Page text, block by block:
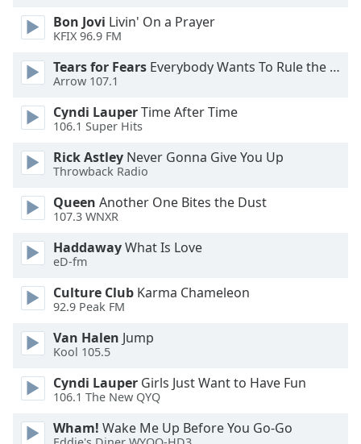
Text
Color
Opacity
Caption
Background
Color
Opacity
Font
Size
Text
Edge
Bon Jovi Livin' On a Prayer
KFIX 96.9 FM
Tears for Fears Everybody Wants To Rule the World
Arrow 107.1
Cyndi LauperTime After Time
106.1 Super Hits
Rick Astley Never Gonna Give You Up
Throwback Radio
Queen Another One Bites the Dust
107.3 WNXR
HaddawayWhat Is Love
eD-fm
Culture Club Karma Chameleon
92.9 Peak FM
Van Halen Jump
Kool 105.5
Cyndi Lauper Girls Just Want to Have Fun
106.1 The New QYQ
Wham! Wake Me Up Before You Go-Go